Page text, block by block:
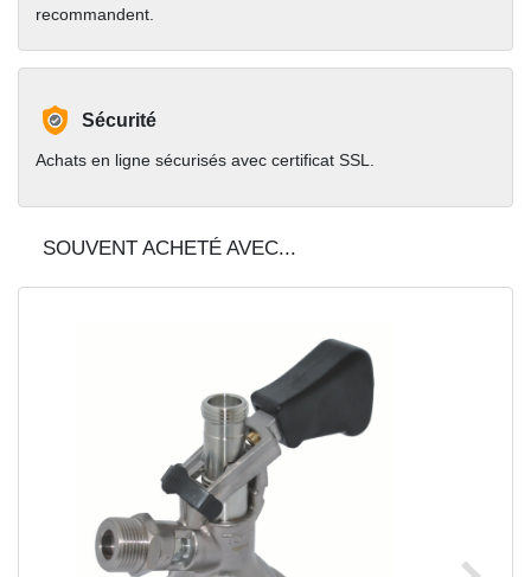
recommandent.
Sécurité
Achats en ligne sécurisés avec certificat SSL.
SOUVENT ACHETÉ AVEC...